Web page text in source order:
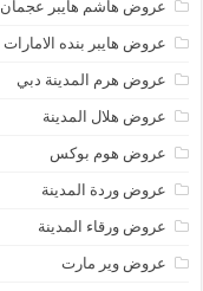
عروض هاشم هايبر عجمان
عروض هايبر بنده الامارات
عروض هرم المدينة دبي
عروض هلال المدينة
عروض هوم بوكس
عروض وردة المدينة
عروض ورقاء المدينة
عروض وير مارت